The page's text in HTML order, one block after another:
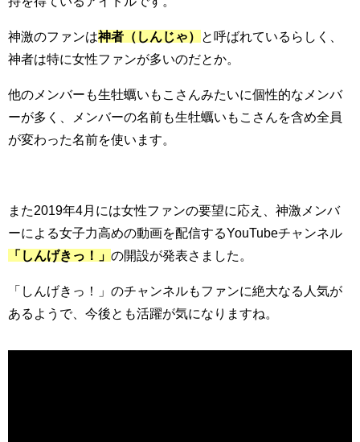
神激のファンは神者（しんじゃ）
と呼ばれているらしく、
神者は特に女性ファンが多いのだとか。
他のメンバーも生牡蠣いもこさんみたいに個性的なメンバ
ーが多く、メンバーの名前も生牡蠣いもこさんを含め全員
が変わった名前を使います。
また2019年4月には女性ファンの要望に応え、神激メンバ
ーによる女子力高めの動画を配信するYouTubeチャンネル
「しんげきっ！」 の開設が発表さました。
「しんげきっ！」のチャンネルもファンに絶大なる人気が
あるようで、今後とも活躍が気になりますね。